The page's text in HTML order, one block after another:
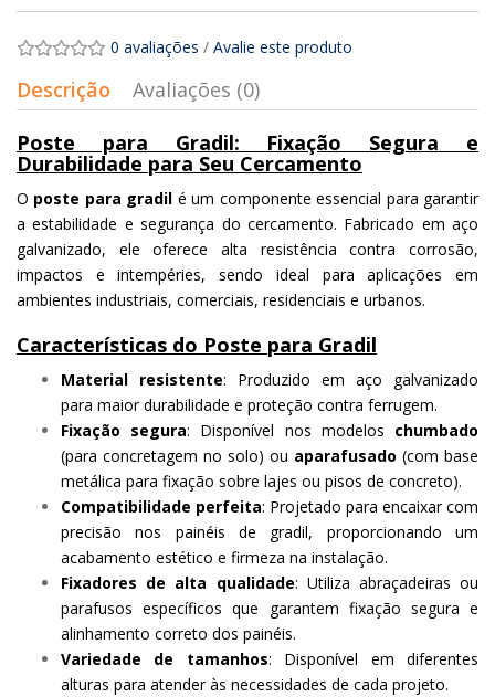
0 avaliações / Avalie este produto
Descrição
Avaliações (0)
Poste para Gradil: Fixação Segura e
Durabilidade para Seu Cercamento
O poste para gradil é um componente essencial para garantir
a estabilidade e segurança do cercamento. Fabricado em aço
galvanizado, ele oferece alta resistência contra corrosão,
impactos e intempéries, sendo ideal para aplicações em
ambientes industriais, comerciais, residenciais e urbanos.
Características do Poste para Gradil
Material resistente: Produzido em aço galvanizado
para maior durabilidade e proteção contra ferrugem.
Fixação segura: Disponível nos modelos chumbado
(para concretagem no solo) ou aparafusado (com base
metálica para fixação sobre lajes ou pisos de concreto).
Compatibilidade perfeita: Projetado para encaixar com
precisão nos painéis de gradil, proporcionando um
acabamento estético e firmeza na instalação.
Fixadores de alta qualidade: Utiliza abraçadeiras ou
parafusos específicos que garantem fixação segura e
alinhamento correto dos painéis.
Variedade de tamanhos: Disponível em diferentes
alturas para atender às necessidades de cada projeto.